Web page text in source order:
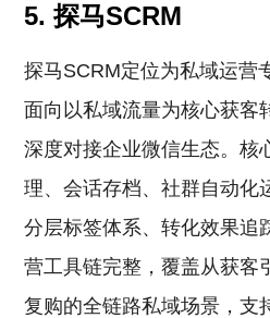
5. 探马SCRM
探马SCRM定位为私域运营
面向以私域流量为核心获客
深度对接企业微信生态。核
理、会话存档、社群自动化
分层标签体系、转化效果追
营工具链完整，覆盖从获客
复购的全链路私域场景，支